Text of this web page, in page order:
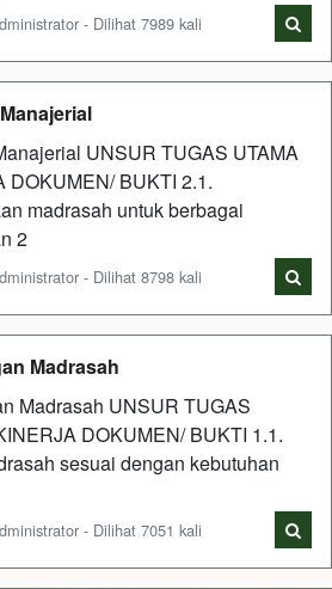
- Dilihat 7989 kali
UNSUR TUGAS UTAMA
DOKUMEN/ BUKTI 2.1.
madrasah untuk berbagai
2
- Dilihat 8798 kali
Madrasah
Madrasah UNSUR TUGAS
DOKUMEN/ BUKTI 1.1.
sesuai dengan kebutuhan
- Dilihat 7051 kali